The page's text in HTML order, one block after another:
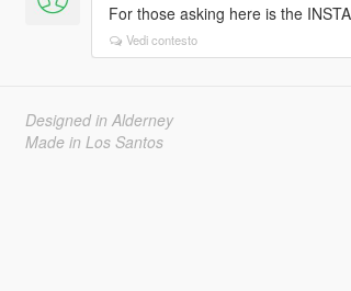
For those asking here is the
Vedi contesto
Designed in Alderney
Made in Los Santos